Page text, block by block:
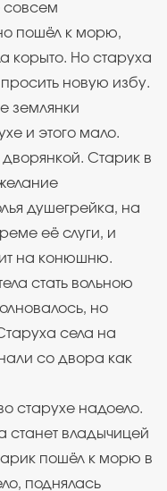
совсем
пошёл к морю,
корыто. Но старуха
новую избу.
землянки
и этого мало.
Старик в
душегрейка, на
её слуги, и
на конюшню.
стать вольною
но
села на
со двора как
старухе надоело.
станет владычицей
пошёл к морю в
поднялась